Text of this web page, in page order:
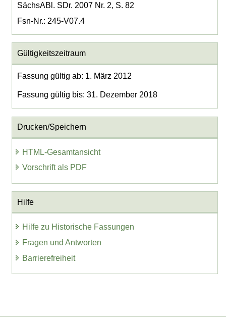
SächsABl. SDr. 2007 Nr. 2, S. 82
Fsn-Nr.: 245-V07.4
Gültigkeitszeitraum
Fassung gültig ab: 1. März 2012
Fassung gültig bis: 31. Dezember 2018
Drucken/Speichern
HTML-Gesamtansicht
Vorschrift als PDF
Hilfe
Hilfe zu Historische Fassungen
Fragen und Antworten
Barrierefreiheit